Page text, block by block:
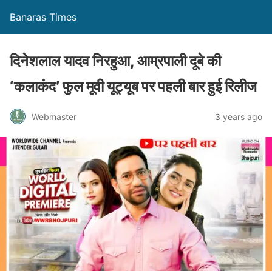
Banaras Times
दिनेशलाल यादव निरहुआ, आम्रपाली दूबे की
‘कलाकंद’ फुल मूवी यूट्यूब पर पहली बार हुई रिलीज
Webmaster 3 years ago